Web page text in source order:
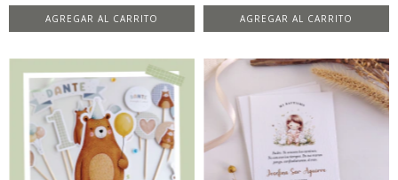
AGREGAR AL CARRITO AGREGAR AL CARRITO